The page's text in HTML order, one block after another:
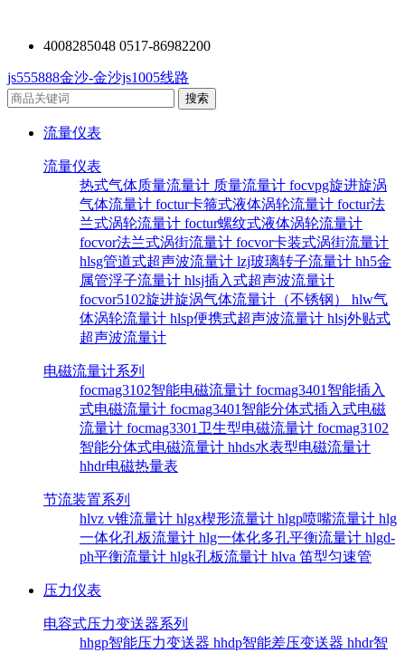
4008285048 0517-86982200
js555888金沙-金沙js1005线路
流量仪表
流量仪表
热式气体质量流量计 质量流量计 focvpg旋进旋涡
气体流量计 foctur卡箍式液体涡轮流量计 foctur法
兰式涡轮流量计 foctur螺纹式液体涡轮流量计
focvor法兰式涡街流量计 focvor卡装式涡街流量计
hlsg管道式超声波流量计 lzj玻璃转子流量计 hh5金
属管浮子流量计 hlsj插入式超声波流量计
focvor5102旋进旋涡气体流量计（不锈钢） hlw气
体涡轮流量计 hlsp便携式超声波流量计 hlsj外贴式
超声波流量计
电磁流量计系列
focmag3102智能电磁流量计 focmag3401智能插入
式电磁流量计 focmag3401智能分体式插入式电磁
流量计 focmag3301卫生型电磁流量计 focmag3102
智能分体式电磁流量计 hhds水表型电磁流量计
hhdr电磁热量表
节流装置系列
hlvz v锥流量计 hlgx楔形流量计 hlgp喷嘴流量计 hlg
一体化孔板流量计 hlg一体化多孔平衡流量计 hlgd-
ph平衡流量计 hlgk孔板流量计 hlva 笛型匀速管
压力仪表
电容式压力变送器系列
hhgp智能压力变送器 hhdp智能差压变送器 hhdr智